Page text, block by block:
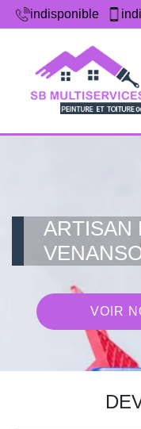
indisponible
ARTISAN
VOIR